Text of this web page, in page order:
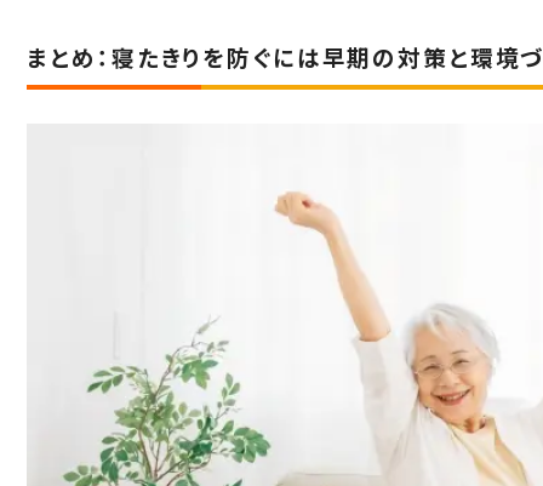
まとめ：寝たきりを防ぐには早期の対策と環境